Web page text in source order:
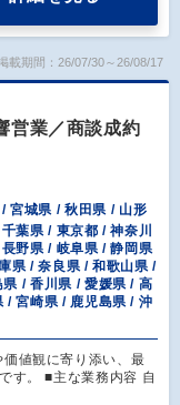
載期間：26/07/30～26/08/17
営業／商談成約
宮城県 / 秋田県 / 山形
葉県 / 東京都 / 神奈川
野県 / 岐阜県 / 静岡県
県 / 奈良県 / 和歌山県 /
/ 香川県 / 愛媛県 / 高
/ 宮崎県 / 鹿児島県 / 沖
値観に寄り添い、最
す。 ■主な業務内容 自